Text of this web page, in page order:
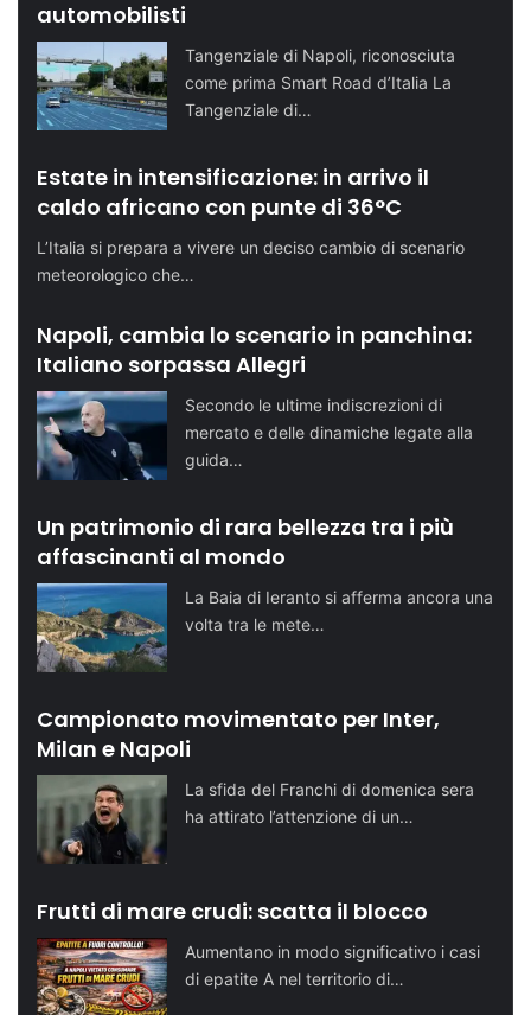
automobilisti
Tangenziale di Napoli, riconosciuta
come prima Smart Road d’Italia La
Tangenziale di…
Estate in intensificazione: in arrivo il
caldo africano con punte di 36°C
L’Italia si prepara a vivere un deciso cambio di scenario
meteorologico che…
Napoli, cambia lo scenario in panchina:
Italiano sorpassa Allegri
Secondo le ultime indiscrezioni di
mercato e delle dinamiche legate alla
guida…
Un patrimonio di rara bellezza tra i più
affascinanti al mondo
La Baia di Ieranto si afferma ancora una
volta tra le mete…
Campionato movimentato per Inter,
Milan e Napoli
La sfida del Franchi di domenica sera
ha attirato l’attenzione di un…
Frutti di mare crudi: scatta il blocco
Aumentano in modo significativo i casi
di epatite A nel territorio di…